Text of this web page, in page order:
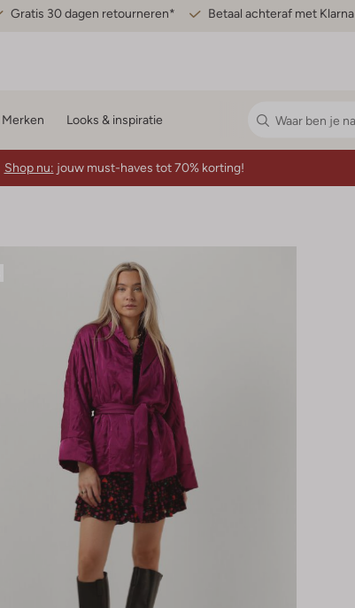
Gratis 30 dagen retourneren* Betaal achteraf met Klarna
Merken Looks & inspiratie
Shop nu: jouw must-haves tot 70% korting!